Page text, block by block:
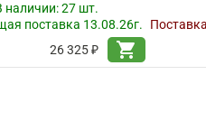
наличии:27 шт.
поставка 13.08.26г.
26 325 ₽
shopping_cart